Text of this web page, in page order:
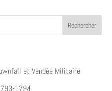
et Vendée Militaire
1794